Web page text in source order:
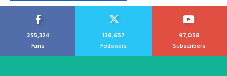
255,324
Fans
128,657
Followers
97,058
Subscribers